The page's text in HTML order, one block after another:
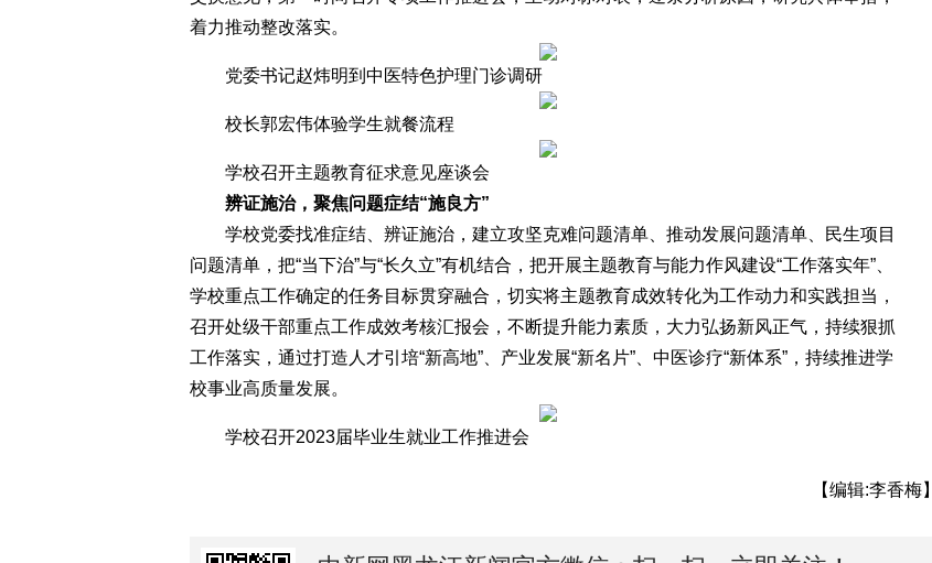
着力推动整改落实。
党委书记赵炜明到中医特色护理门诊调研
校长郭宏伟体验学生就餐流程
学校召开主题教育征求意见座谈会
辨证施治，聚焦问题症结“施良方”
学校党委找准症结、辨证施治，建立攻坚克难问题清单、推动发展问题清单、民生项目
问题清单，把“当下治”与“长久立”有机结合，把开展主题教育与能力作风建设“工作落实年”、
学校重点工作确定的任务目标贯穿融合，切实将主题教育成效转化为工作动力和实践担当，
召开处级干部重点工作成效考核汇报会，不断提升能力素质，大力弘扬新风正气，持续狠抓
工作落实，通过打造人才引培“新高地”、产业发展“新名片”、中医诊疗“新体系”，持续推进学
校事业高质量发展。
学校召开2023届毕业生就业工作推进会
【编辑:李香梅】